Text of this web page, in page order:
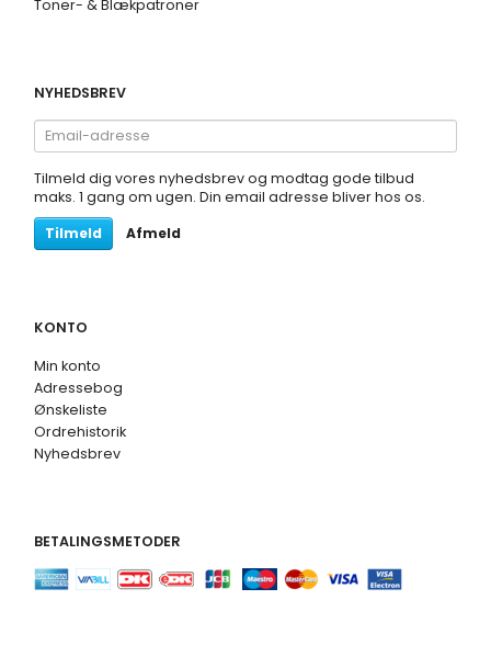
Toner- & Blækpatroner
NYHEDSBREV
Email-
adresse
Tilmeld dig vores nyhedsbrev og modtag gode tilbud
maks. 1 gang om ugen. Din email adresse bliver hos os.
Tilmeld
Afmeld
KONTO
Min konto
Adressebog
Ønskeliste
Ordrehistorik
Nyhedsbrev
BETALINGSMETODER